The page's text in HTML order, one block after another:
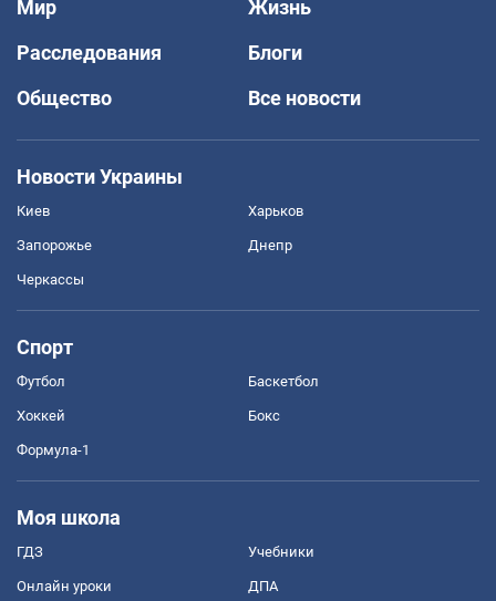
Мир
Жизнь
Расследования
Блоги
Общество
Все новости
Новости Украины
Киев Харьков
Запорожье Днепр
Черкассы
Спорт
Футбол Баскетбол
Хоккей Бокс
Формула-1
Моя школа
ГДЗ Учебники
Онлайн уроки ДПА